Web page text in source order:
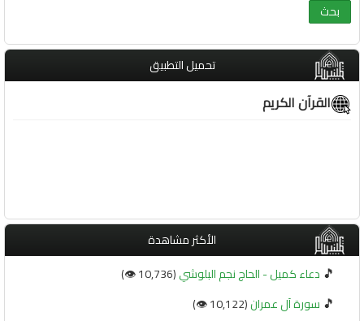
تحميل التطبيق
القرآن الكريم
الأكثر مشاهدة
🎵 دعاء كميل - الحاج نجم البلوشي(10,736 👁️)
🎵 سورة آل عمران(10,122 👁️)